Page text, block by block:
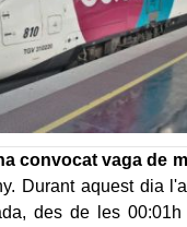
convocat vaga de
Durant aquest dia
des de les